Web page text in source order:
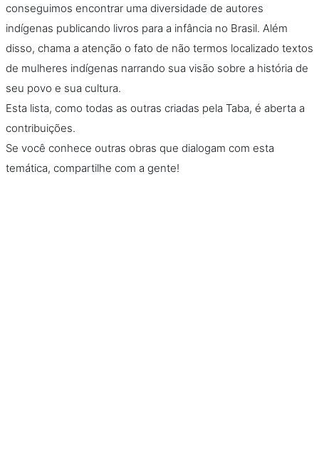
conseguimos encontrar uma diversidade de autores
indígenas publicando livros para a infância no Brasil. Além
disso, chama a atenção o fato de não termos localizado textos
de mulheres indígenas narrando sua visão sobre a história de
seu povo e sua cultura.
Esta lista, como todas as outras criadas pela Taba, é aberta a
contribuições.
Se você conhece outras obras que dialogam com esta
temática, compartilhe com a gente!